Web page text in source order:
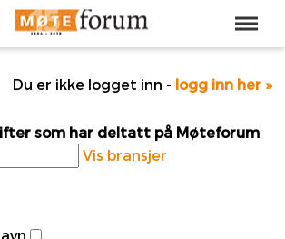
Du er ikke logget inn - logg inn her »
som har deltatt på Møteforum
Vis bransjer